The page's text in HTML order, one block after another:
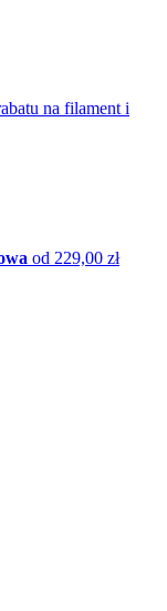
na filament i
od 229,00 zł